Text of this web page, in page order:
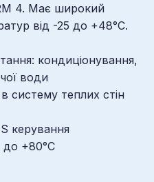
4. Має широкий
від -25 до +48°C.
кондиціонування,
води
систему теплих стін
керування
до +80°С